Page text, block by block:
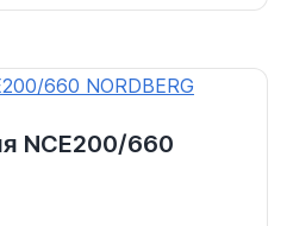
NCE200/660